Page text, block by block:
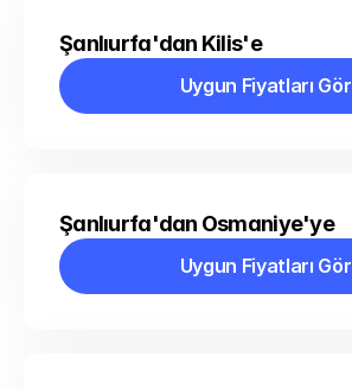
Şanlıurfa'dan Kilis'e
Uygun Fiyatları Gör
Uygun Fiyatları Gör
Şanlıurfa'dan Osmaniye'ye
Uygun Fiyatları Gör
Uygun Fiyatları Gör